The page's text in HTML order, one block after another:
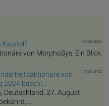
27.08.2024
Kapitel?
von MorphoSys: Ein Blick
27.08.2024
von
beschl...
Deutschland, 27. August
...